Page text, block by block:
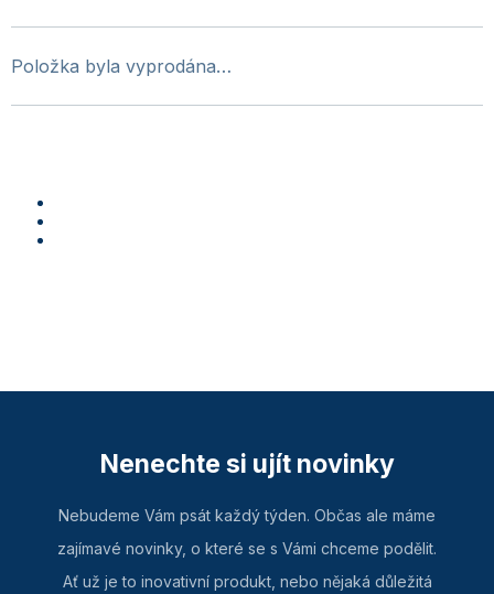
Položka byla vyprodána…
Nenechte si ujít novinky
Nebudeme Vám psát každý týden. Občas ale máme
zajímavé novinky, o které se s Vámi chceme podělit.
Ať už je to inovativní produkt, nebo nějaká důležitá